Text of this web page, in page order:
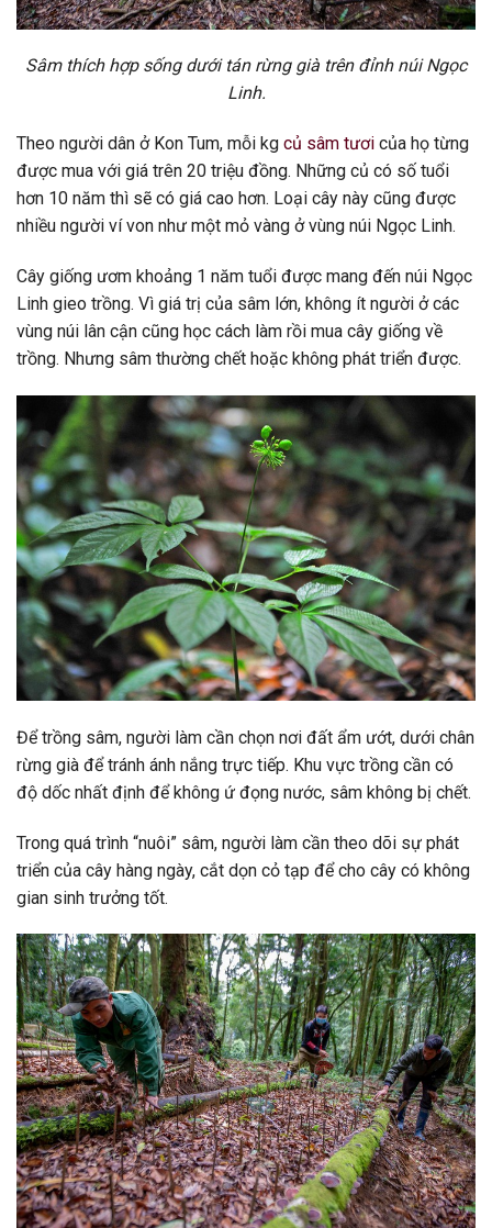
Sâm thích hợp sống dưới tán rừng già trên đỉnh núi Ngọc
Linh.
Theo người dân ở Kon Tum, mỗi kg củ sâm tươi của họ từng
được mua với giá trên 20 triệu đồng. Những củ có số tuổi
hơn 10 năm thì sẽ có giá cao hơn. Loại cây này cũng được
nhiều người ví von như một mỏ vàng ở vùng núi Ngọc Linh.
Cây giống ươm khoảng 1 năm tuổi được mang đến núi Ngọc
Linh gieo trồng. Vì giá trị của sâm lớn, không ít người ở các
vùng núi lân cận cũng học cách làm rồi mua cây giống về
trồng. Nhưng sâm thường chết hoặc không phát triển được.
Để trồng sâm, người làm cần chọn nơi đất ẩm ướt, dưới chân
rừng già để tránh ánh nắng trực tiếp. Khu vực trồng cần có
độ dốc nhất định để không ứ đọng nước, sâm không bị chết.
Trong quá trình “nuôi” sâm, người làm cần theo dõi sự phát
triển của cây hàng ngày, cắt dọn cỏ tạp để cho cây có không
gian sinh trưởng tốt.